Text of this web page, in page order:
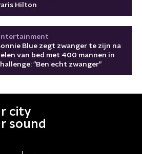
Hilton
Blue zegt zwanger te zijn na
van bed met 400 mannen in
"Ben echt zwanger"
city
sound